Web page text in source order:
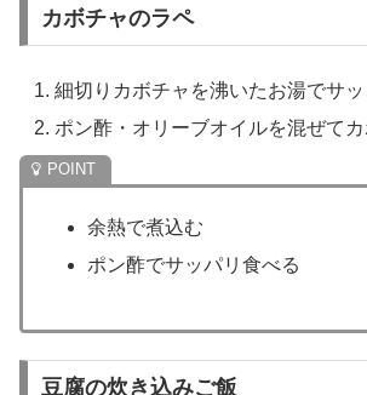
カボチャのラペ
細切りカボチャを沸いたお湯でサッ
ポン酢・オリーブオイルを混ぜて
余熱で煮込む
ポン酢でサッパリ食べる
豆腐の炊き込みご飯